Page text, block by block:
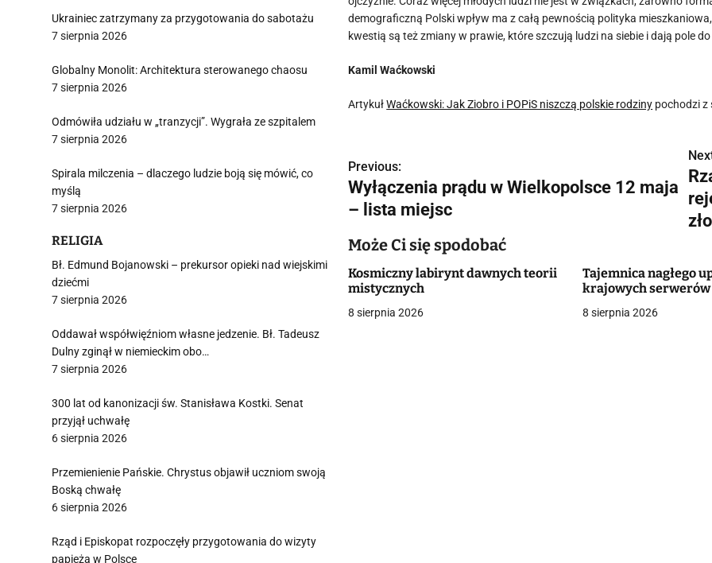
demograficzną Polski wpływ ma z całą pewnością polityka
kwestią są też zmiany w prawie, które szczują ludzi na siebie i dają pole
Kamil Waćkowski
ArtykułWaćkowski: Jak Ziobro i POPiS niszczą polskie rodziny pochodzi
N
a
i
g
a
Previous:
Wyłączenia prądu w Wielkopolsce 12 maja
– lista miejsc
Może Ci się spodobać
Kosmiczny labirynt dawnych teorii
mistycznych
8 sierpnia 2026
Tajemnica nagłego
krajowych serwerów
8 sierpnia 2026
Ukrainiec zatrzymany za przygotowania do sabotażu
7 sierpnia 2026
Globalny Monolit: Architektura sterowanego chaosu
7 sierpnia 2026
Odmówiła udziału w „tranzycji”. Wygrała ze szpitalem
7 sierpnia 2026
Spirala milczenia – dlaczego ludzie boją się mówić, co
myślą
7 sierpnia 2026
RELIGIA
Bł. Edmund Bojanowski – prekursor opieki nad wiejskimi
dziećmi
7 sierpnia 2026
Oddawał współwięźniom własne jedzenie. Bł. Tadeusz
Dulny zginął w niemieckim obo…
7 sierpnia 2026
300 lat od kanonizacji św. Stanisława Kostki. Senat
przyjął uchwałę
6 sierpnia 2026
Przemienienie Pańskie. Chrystus objawił uczniom swoją
Boską chwałę
6 sierpnia 2026
Rząd i Episkopat rozpoczęły przygotowania do wizyty
papieża w Polsce